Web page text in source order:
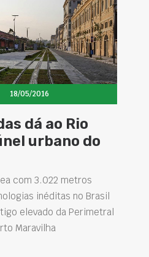
18/05/2016
dá ao Rio
urbano do
com 3.022 metros
inéditas no Brasil
elevado da Perimetral
Maravilha